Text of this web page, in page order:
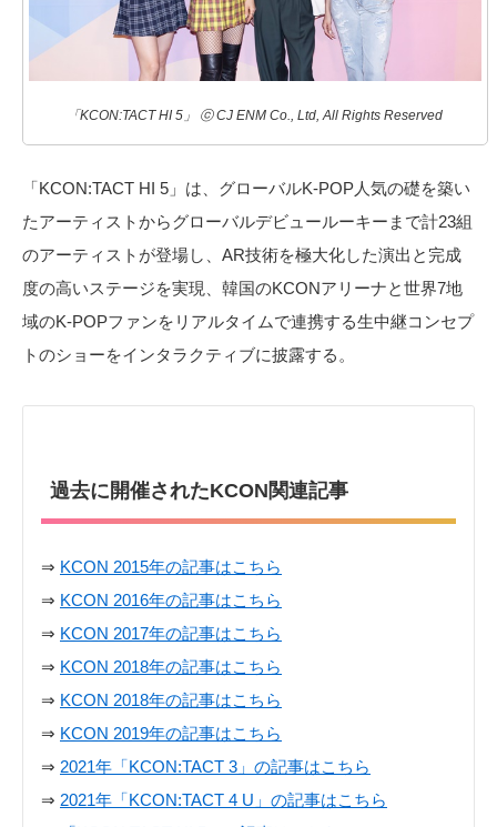
「KCON:TACT HI 5」 ⓒ CJ ENM Co., Ltd, All Rights Reserved
「KCON:TACT HI 5」は、グローバルK-POP人気の礎を築い
たアーティストからグローバルデビュールーキーまで計23組
のアーティストが登場し、AR技術を極大化した演出と完成
度の高いステージを実現、韓国のKCONアリーナと世界7地
域のK-POPファンをリアルタイムで連携する生中継コンセプ
トのショーをインタラクティブに披露する。
過去に開催されたKCON関連記事
⇒ KCON 2015年の記事はこちら
⇒ KCON 2016年の記事はこちら
⇒ KCON 2017年の記事はこちら
⇒ KCON 2018年の記事はこちら
⇒ KCON 2018年の記事はこちら
⇒ KCON 2019年の記事はこちら
⇒ 2021年「KCON:TACT 3」の記事はこちら
⇒ 2021年「KCON:TACT 4 U」の記事はこちら